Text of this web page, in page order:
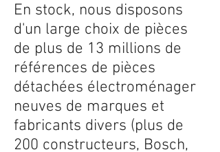
En stock, nous disposons
d'un large choix de pièces
de plus de 13 millions de
références de pièces
détachées électroménager
neuves de marques et
fabricants divers (plus de
200 constructeurs, Bosch,